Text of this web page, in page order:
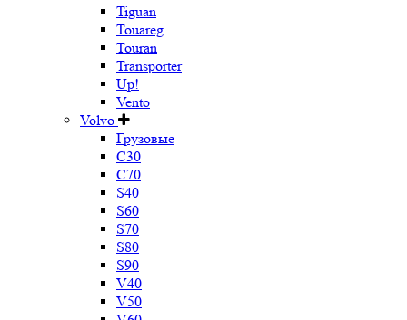
Tiguan
Touareg
Touran
Transporter
Up!
Vento
Volvo
Грузовые
C30
C70
S40
S60
S70
S80
S90
V40
V50